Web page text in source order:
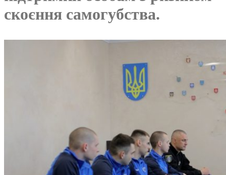
скоєння самогубства.